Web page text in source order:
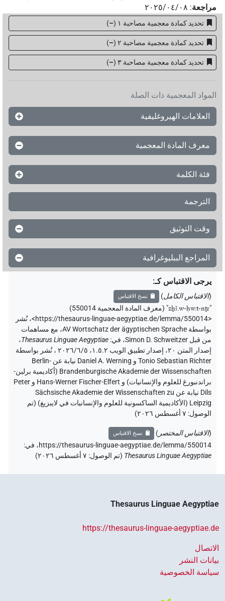
مراجعة: ٢٠٢٥/٠٤/٠٨
تحديد كمادة معجمية مصاحبة ١ –
)
تحديد كمادة معجمية مصاحبة ٢ –
)
تحديد كمادة معجمية مصاحبة ۳ –
)
المواد المعجمية ذات الصلة
العلامات الهيروغليفية
معرف المادة المعجمية
فئة الكلمة
الترجمة
وقت التوثيق
المراجع الببليوغرافية
يرجى الاقتباس كـ:
(الاقتباس الكامل) نسخ الاقتباس
"
zẖꜣ.w-ḥw.t-nṯr
"
(معرف المادة المعجمية 550014)
<https://thesaurus-linguae-aegyptiae.de/lemma/550014>
،نُشر
بواسطة AV Wortschatz der ägyptischen Sprache
، مع مساهمات
من قبل Simon D. Schweitzer، في:
Thesaurus Linguae Aegyptiae،
إصدار المتن ٢٠، إصدار تطبيق الويب ۱.٥.٢، ٢٠٢٦/٦/٥ ، نُشر بواسطة
Tonio Sebastian Richter و Daniel A. Werning نيابة عن Berlin-
Brandenburgische Akademie der Wissenschaften (أكاديمية برلين-
براندنبورغ للعلوم والإنسانيات) و Hans-Werner Fischer-Elfert و Peter
Dils نيابة عن Sächsische Akademie der Wissenschaften zu
Leipzig (الأكاديمية الساكسونية للعلوم والإنسانيات في لايبزيغ) (تم
الوصول: ٧ أغسطس ٢٠٢٦ )
(الاقتباس المختصر ) نسخ الاقتباس
https://thesaurus-linguae-aegyptiae.de/lemma/550014، في:
Thesaurus Linguae Aegyptiae
(تم الوصول: ٧ أغسطس ٢٠٢٦ )
Thesaurus Linguae Aegyptiae
https://thesaurus-linguae-aegyptiae.de
الاتصال
بيانات النشر
سياسة الخصوصية